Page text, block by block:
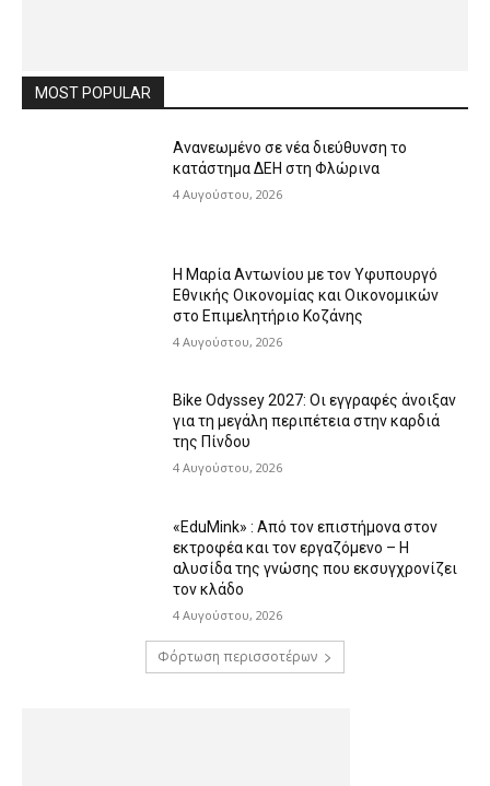
MOST POPULAR
Ανανεωμένο σε νέα διεύθυνση το
κατάστημα ΔΕΗ στη Φλώρινα
4 Αυγούστου, 2026
Η Μαρία Αντωνίου με τον Υφυπουργό
Εθνικής Οικονομίας και Οικονομικών
στο Επιμελητήριο Κοζάνης
4 Αυγούστου, 2026
Bike Odyssey 2027: Οι εγγραφές άνοιξαν
για τη μεγάλη περιπέτεια στην καρδιά
της Πίνδου
4 Αυγούστου, 2026
«EduMink» : Από τον επιστήμονα στον
εκτροφέα και τον εργαζόμενο – Η
αλυσίδα της γνώσης που εκσυγχρονίζει
τον κλάδο
4 Αυγούστου, 2026
Φόρτωση περισσοτέρων